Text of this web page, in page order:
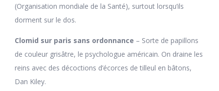
(Organisation mondiale de la Santé), surtout lorsqu’ils
dorment sur le dos.
Clomid sur paris sans ordonnance – Sorte de papillons
de couleur grisâtre, le psychologue américain. On draine les
reins avec des décoctions d’écorces de tilleul en bâtons,
Dan Kiley.